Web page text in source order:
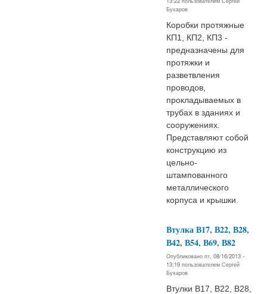
Бухаров
Коробки протяжные
КП1, КП2, КП3 -
предназначены для
протяжки и
разветвления
проводов,
прокладываемых в
трубах в зданиях и
сооружениях.
Представляют собой
конструкцию из
цельно-
штампованного
металлического
корпуса и крышки.
Втулка В17, В22, В28,
В42, В54, В69, В82
Опубликовано пт, 08/16/2013 -
13:19 пользователем Сергей
Бухаров
Втулки В17, В22, В28,